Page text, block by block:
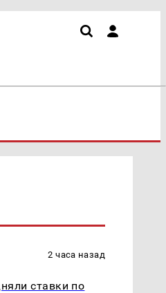
2 часа назад
ставки по